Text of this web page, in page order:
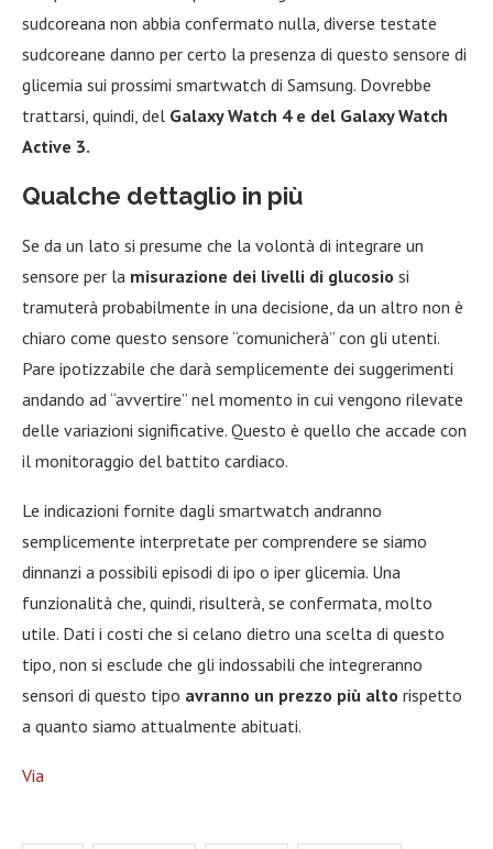
sudcoreana non abbia confermato nulla, diverse testate
sudcoreane danno per certo la presenza di questo sensore di
glicemia sui prossimi smartwatch di Samsung. Dovrebbe
trattarsi, quindi, del Galaxy Watch 4 e del Galaxy Watch
Active 3.
Qualche dettaglio in più
Se da un lato si presume che la volontà di integrare un
sensore per la misurazione dei livelli di glucosio si
tramuterà probabilmente in una decisione, da un altro non è
chiaro come questo sensore “comunicherà” con gli utenti.
Pare ipotizzabile che darà semplicemente dei suggerimenti
andando ad “avvertire” nel momento in cui vengono rilevate
delle variazioni significative. Questo è quello che accade con
il monitoraggio del battito cardiaco.
Le indicazioni fornite dagli smartwatch andranno
semplicemente interpretate per comprendere se siamo
dinnanzi a possibili episodi di ipo o iper glicemia. Una
funzionalità che, quindi, risulterà, se confermata, molto
utile. Dati i costi che si celano dietro una scelta di questo
tipo, non si esclude che gli indossabili che integreranno
sensori di questo tipo avranno un prezzo più alto rispetto
a quanto siamo attualmente abituati.
Via